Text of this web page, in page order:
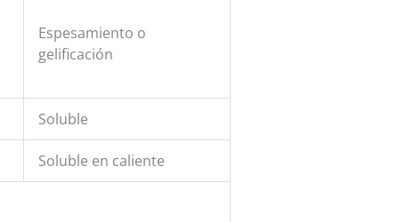
Espesamiento o
gelificación
Soluble
Soluble en caliente